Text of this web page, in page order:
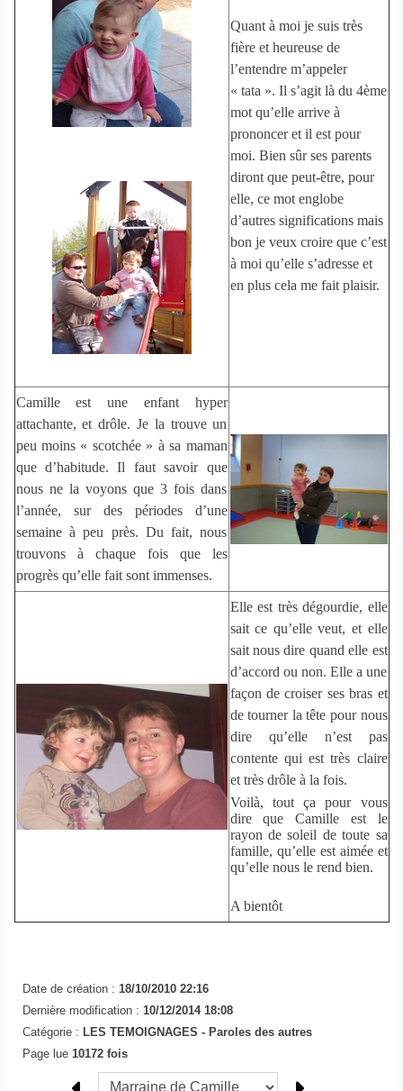
Quant à moi je suis très
fière et heureuse de
l’entendre m’appeler
« tata ». Il s’agit là du 4ème
mot qu’elle arrive à
prononcer et il est pour
moi. Bien sûr ses parents
diront que peut-être, pour
elle, ce mot englobe
d’autres significations mais
bon je veux croire que c’est
à moi qu’elle s’adresse et
en plus cela me fait plaisir.
Camille est une enfant hyper
attachante, et drôle. Je la trouve un
peu moins « scotchée » à sa maman
que d’habitude. Il faut savoir que
nous ne la voyons que 3 fois dans
l’année, sur des périodes d’une
semaine à peu près. Du fait, nous
trouvons à chaque fois que les
progrès qu’elle fait sont immenses.
Elle est très dégourdie, elle
sait ce qu’elle veut, et elle
sait nous dire quand elle est
d’accord ou non. Elle a une
façon de croiser ses bras et
de tourner la tête pour nous
dire qu’elle n’est pas
contente qui est très claire
et très drôle à la fois.
Voilà, tout ça pour vous
dire que Camille est le
rayon de soleil de toute sa
famille, qu’elle est aimée et
qu’elle nous le rend bien.
A bientôt
Date de création : 18/10/2010 22:16
Dernière modification : 10/12/2014 18:08
Catégorie : LES TEMOIGNAGES - Paroles des autres
Page lue 10172 fois